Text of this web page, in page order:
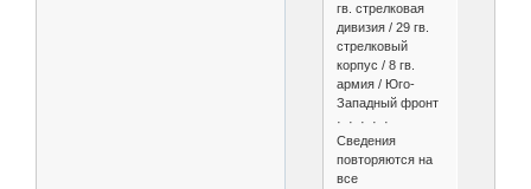
гв. стрелковая
дивизия / 29 гв.
стрелковый
корпус / 8 гв.
армия / Юго-
Западный фронт
· · · · ·
Сведения
повторяются на
все